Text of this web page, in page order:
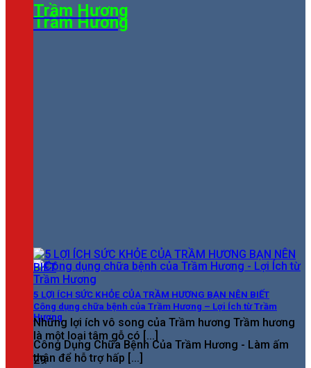
Trầm Hương
Công dụng chữa bệnh của Trầm Hương – Lợi Ích từ Trầm
Hương
Công Dụng Chữa Bệnh Của Trầm Hương - Làm ấm
thận để hỗ trợ hấp [...]
Trầm Hương
5 LỢI ÍCH SỨC KHỎE CỦA TRẦM HƯƠNG BẠN NÊN BIẾT
Những lợi ích vô song của Trầm hương Trầm hương
là một loại tâm gỗ có [...]
29